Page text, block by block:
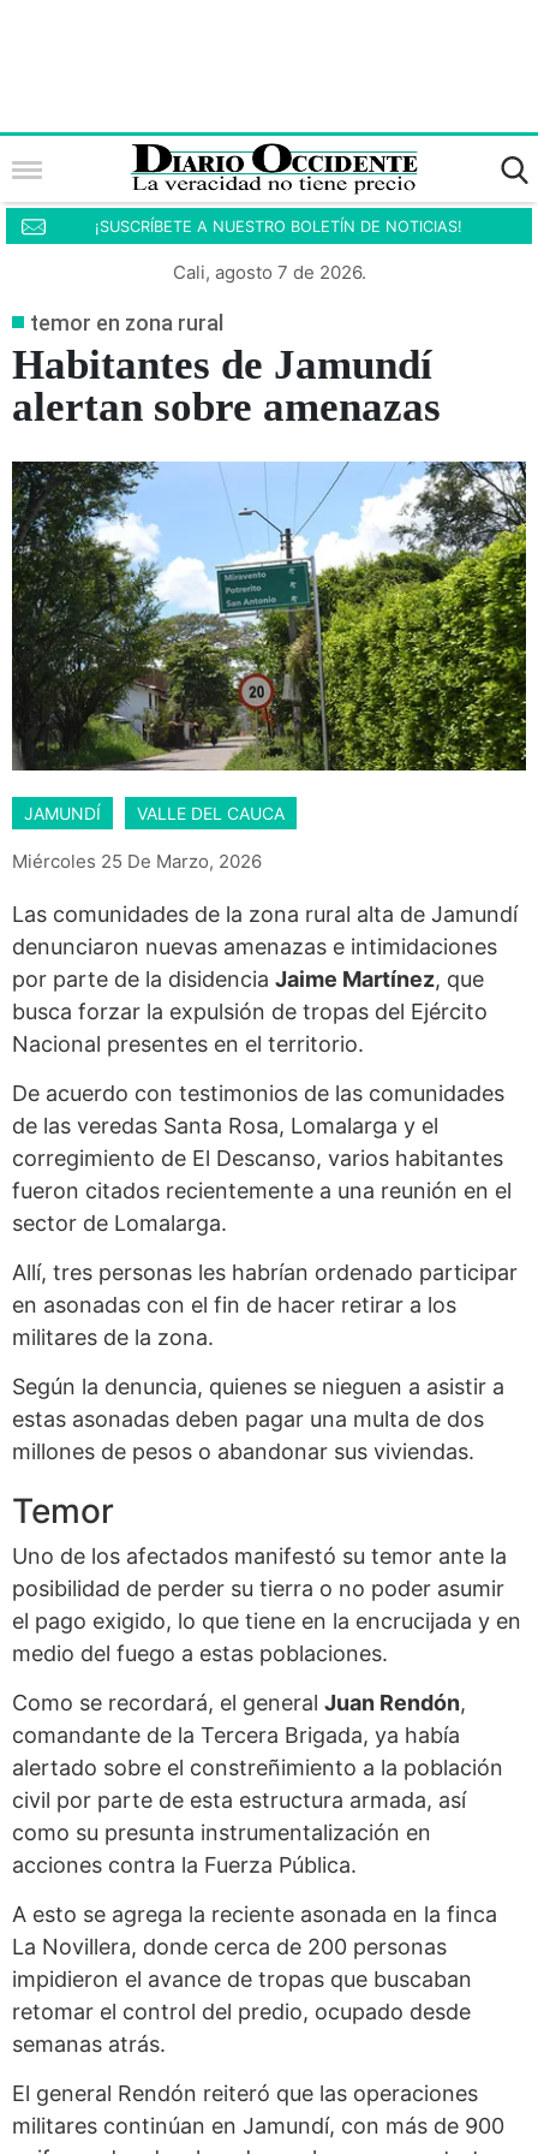
¡SUSCRÍBETE A NUESTRO BOLETÍN DE NOTICIAS!
Cali, agosto 7 de 2026.
temor en zona rural
Habitantes de Jamundí
alertan sobre amenazas
JAMUNDÍ VALLE DEL CAUCA
Miércoles 25 De Marzo, 2026
Las comunidades de la zona rural alta de Jamundí
denunciaron nuevas amenazas e intimidaciones
por parte de la disidencia Jaime Martínez, que
busca forzar la expulsión de tropas del Ejército
Nacional presentes en el territorio.
De acuerdo con testimonios de las comunidades
de las veredas Santa Rosa, Lomalarga y el
corregimiento de El Descanso, varios habitantes
fueron citados recientemente a una reunión en el
sector de Lomalarga.
Allí, tres personas les habrían ordenado participar
en asonadas con el fin de hacer retirar a los
militares de la zona.
Según la denuncia, quienes se nieguen a asistir a
estas asonadas deben pagar una multa de dos
millones de pesos o abandonar sus viviendas.
Temor
Uno de los afectados manifestó su temor ante la
posibilidad de perder su tierra o no poder asumir
el pago exigido, lo que tiene en la encrucijada y en
medio del fuego a estas poblaciones.
Como se recordará, el general Juan Rendón,
comandante de la Tercera Brigada, ya había
alertado sobre el constreñimiento a la población
civil por parte de esta estructura armada, así
como su presunta instrumentalización en
acciones contra la Fuerza Pública.
A esto se agrega la reciente asonada en la finca
La Novillera, donde cerca de 200 personas
impidieron el avance de tropas que buscaban
retomar el control del predio, ocupado desde
semanas atrás.
El general Rendón reiteró que las operaciones
militares continúan en Jamundí, con más de 900